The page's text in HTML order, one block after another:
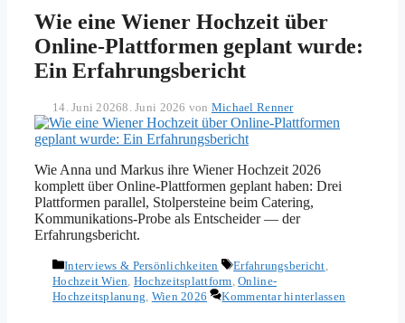
Wie eine Wiener Hochzeit über
Online-Plattformen geplant wurde:
Ein Erfahrungsbericht
14. Juni 20268. Juni 2026 von Michael Renner
Wie Anna und Markus ihre Wiener Hochzeit 2026
komplett über Online-Plattformen geplant haben: Drei
Plattformen parallel, Stolpersteine beim Catering,
Kommunikations-Probe als Entscheider — der
Erfahrungsbericht.
Kategorien
Interviews & Persönlichkeiten Schlagwörter
Erfahrungsbericht,
Hochzeit Wien Hochzeitsplattform ,Online-
Hochzeitsplanung Wien 2026 Kommentar hinterlassen